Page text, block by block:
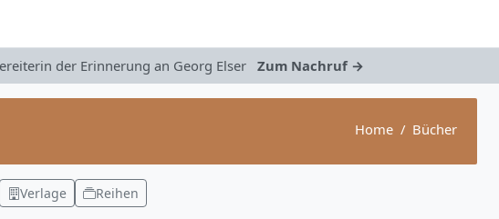
der Erinnerung an Georg Elser Zum Nachruf →
Home Bücher
Verlage Reihen